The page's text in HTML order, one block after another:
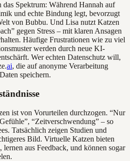
Spektrum: Während Hannah auf
und echte Bindung legt, bevorzugt
von Bubbu. Und Lisa nutzt Katzen
gegen Stress – mit klaren Ansagen
Häufige Frustrationen wie zu viel
werden durch neue KI-
Wer echten Datenschutz will,
ai, die auf anonyme Verarbeitung
speichern.
ist von Vorurteilen durchzogen. “Nur
“Zeitverschwendung” – so
Tatsächlich zeigen Studien und
Bild. Virtuelle Katzen bieten
lernen aus Feedback, und können sogar